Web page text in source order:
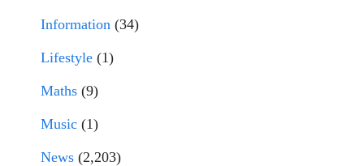
Information (34)
Lifestyle (1)
Maths (9)
Music (1)
News (2,203)